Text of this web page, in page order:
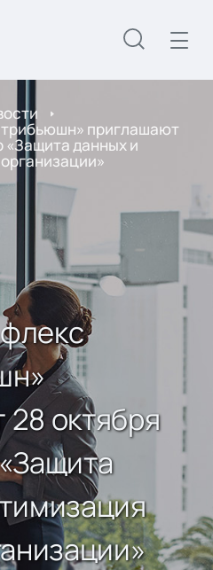
приглашают
«Защита данных и
октября